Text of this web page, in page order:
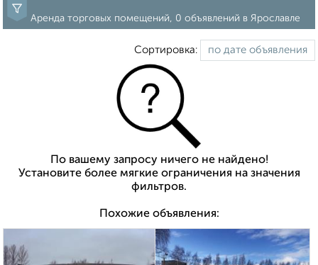
Аренда торговых помещений, 0 объявлений в Ярославле
Сортировка:
По вашему запросу ничего не найдено!
Установите более мягкие ограничения на значения
фильтров.
Похожие объявления: